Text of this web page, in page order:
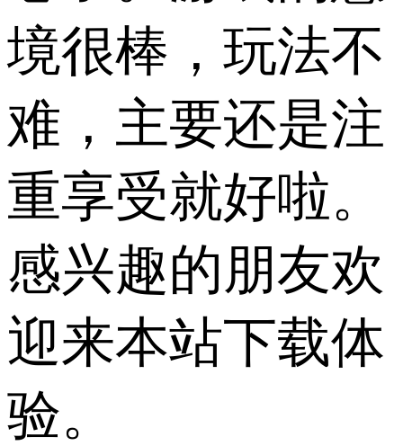
境很棒，玩法不
难，主要还是注
重享受就好啦。
感兴趣的朋友欢
迎来本站下载体
验。